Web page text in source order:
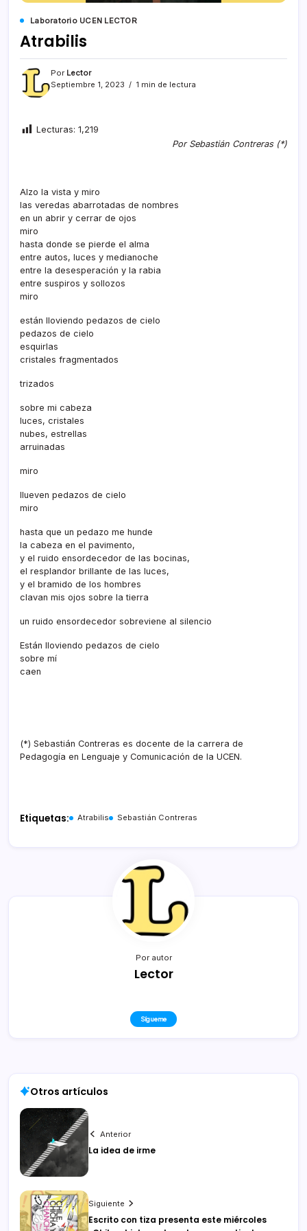
Laboratorio UCEN LECTOR
Atrabilis
Por Lector
Septiembre 1, 2023
1 min de lectura
Lecturas: 1,219
Por Sebastián Contreras (*)
Alzo la vista y miro
las veredas abarrotadas de nombres
en un abrir y cerrar de ojos
miro
hasta donde se pierde el alma
entre autos, luces y medianoche
entre la desesperación y la rabia
entre suspiros y sollozos
miro
están lloviendo pedazos de cielo
pedazos de cielo
esquirlas
cristales fragmentados
trizados
sobre mi cabeza
luces, cristales
nubes, estrellas
arruinadas
miro
llueven pedazos de cielo
miro
hasta que un pedazo me hunde
la cabeza en el pavimento,
y el ruido ensordecedor de las bocinas,
el resplandor brillante de las luces,
y el bramido de los hombres
clavan mis ojos sobre la tierra
un ruido ensordecedor sobreviene al silencio
Están lloviendo pedazos de cielo
sobre mí
caen
(*) Sebastián Contreras es docente de la carrera de
Pedagogía en Lenguaje y Comunicación de la UCEN.
Etiquetas: Atrabilis Sebastián Contreras
Por autor
Lector
Sígueme
Otros artículos
Anterior
La idea de irme
Siguiente
Escrito con tiza presenta este miércoles